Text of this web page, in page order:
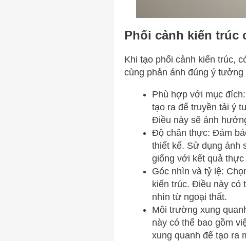
Phối cảnh kiến trúc
Khi tạo phối cảnh kiến trúc,
cùng phản ánh đúng ý
Phù hợp với mục
tạo ra để truyền tải ý
Điều này sẽ ảnh
Độ chân thực: Đảm
thiết kế. Sử dụng ánh
giống với kết quả thực
Góc nhìn và tỷ lệ:
kiến trúc. Điều này có
nhìn từ ngoại thất.
Môi trường xung
này có thể bao gồm
xung quanh để tạo ra